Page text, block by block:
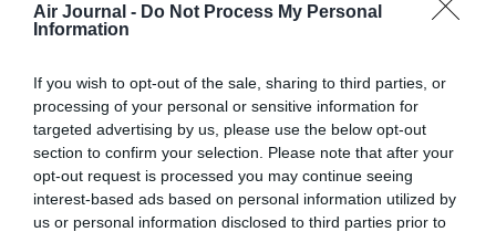
Air Journal - Do Not Process My Personal
Information
If you wish to opt-out of the sale, sharing to third parties, or
processing of your personal or sensitive information for
targeted advertising by us, please use the below opt-out
section to confirm your selection. Please note that after your
opt-out request is processed you may continue seeing
interest-based ads based on personal information utilized by
us or personal information disclosed to third parties prior to
Aviationa commenté l'article :
intermodale entre Paris-CDG et 27 gares françaises
a commenté l'article :
Aéroports du Maroc : la carte d’embarquement passe
au tout numérique avec Pax Check